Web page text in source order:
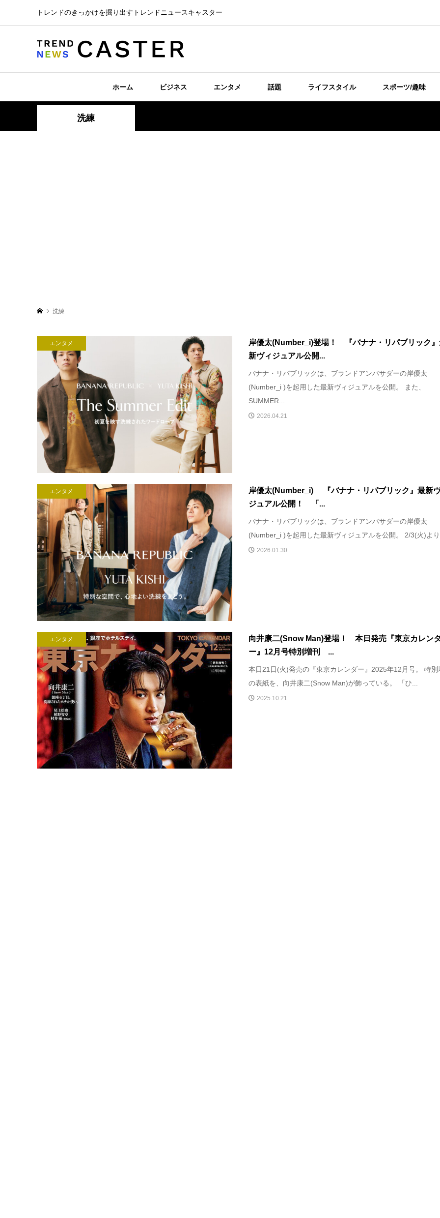
トレンドのきっかけを掘り出すトレンドニュースキャスター
ホーム ビジネス エンタメ 話題 ライフスタイル スポーツ/趣味
洗練
洗練
エンタメ
岸優太(Number_i)登場！ 『バナナ・リパブリック
新ヴィジュアル公開...
バナナ・リパブリックは、ブランドアンバサダーの岸優太
(Number_i )を起用した最新ヴィジュアルを公開。 また、
SUMMER...
2026.04.21
エンタメ
岸優太(Number_i) 『バナナ・リパブリック』最新
ジュアル公開！ 「...
バナナ・リパブリックは、ブランドアンバサダーの岸優太
(Number_i )を起用した最新ヴィジュアルを公開。 2/3(火)よ
2026.01.30
エンタメ
向井康二(Snow Man)登場！ 本日発売『東京カレン
ー』12月号特別増刊 ...
本日21日(火)発売の『東京カレンダー』2025年12月号。 特別
の表紙を、向井康二(Snow Man)が飾っている。 「ひ...
2025.10.21